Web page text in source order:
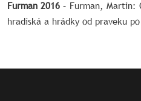
Furman 2016 – Furman, Martin:
hradiská a hrádky od praveku